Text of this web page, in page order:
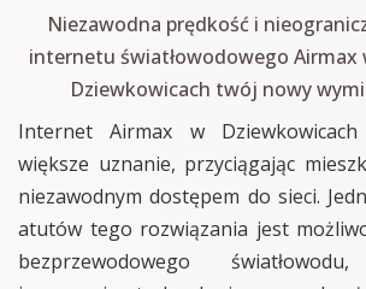
Niezawodna prędkość i
internetu światłowodowego Airmax
Dziewkowicach twój nowy
Internet Airmax w
większe uznanie, przyciągając
niezawodnym dostępem do sieci.
atutów tego rozwiązania jest
bezprzewodowego